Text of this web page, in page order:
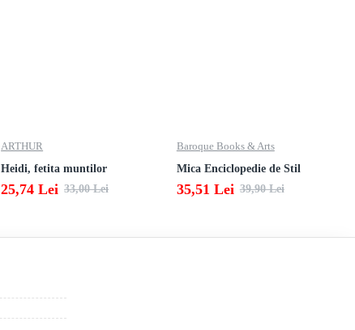
ARTHUR
Heidi, fetita muntilor
25,74 Lei 33,00 Lei
Baroque Books & Arts
Mica Enciclopedie de Stil
35,51 Lei 39,90 Lei